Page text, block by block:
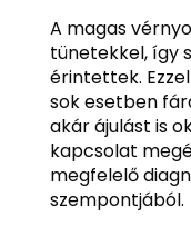
A magas
tünetekkel, így
érintettek.
sok esetben
akár ájulást is
kapcsolat
megfelelő
szempontjából.